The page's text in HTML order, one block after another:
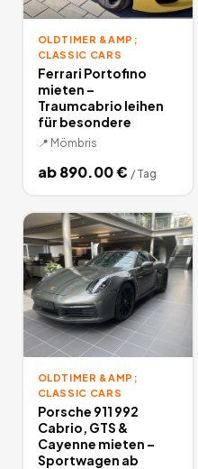
OLDTIMER &AMP;
CLASSIC CARS
Ferrari Portofino
mieten –
Traumcabrio leihen
für besondere
📍 Mömbris
ab890.00€ / Tag
OLDTIMER &AMP;
CLASSIC CARS
Porsche 911 992
Cabrio, GTS &
Cayenne mieten –
Sportwagen ab